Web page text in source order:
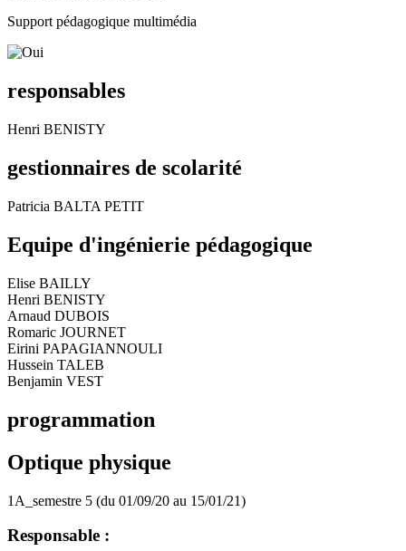
Support pédagogique multimédia
responsables
Henri BENISTY
gestionnaires de scolarité
Patricia BALTA PETIT
Equipe d'ingénierie pédagogique
Elise BAILLY
Henri BENISTY
Arnaud DUBOIS
Romaric JOURNET
Eirini PAPAGIANNOULI
Hussein TALEB
Benjamin VEST
programmation
Optique physique
1A_semestre 5 (du 01/09/20 au 15/01/21)
Responsable :